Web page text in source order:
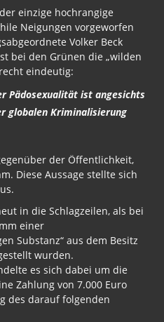
einzige hochrangige
Neigungen vorgeworfen
Volker Beck
bei den Grünen die „wilden
eindeutig:
Pädosexualität ist angesichts
globalen Kriminalisierung
der Öffentlichkeit,
Diese Aussage stellte sich
in die Schlagzeilen, als bei
einer
Substanz“ aus dem Besitz
wurden.
es sich dabei um die
Zahlung von 7.000 Euro
des darauf folgenden